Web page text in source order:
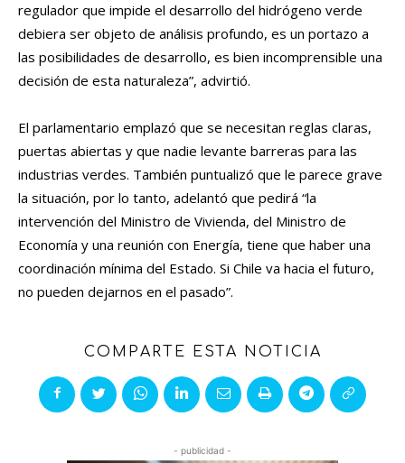
regulador que impide el desarrollo del hidrógeno verde
debiera ser objeto de análisis profundo, es un portazo a
las posibilidades de desarrollo, es bien incomprensible una
decisión de esta naturaleza”, advirtió.
El parlamentario emplazó que se necesitan reglas claras,
puertas abiertas y que nadie levante barreras para las
industrias verdes. También puntualizó que le parece grave
la situación, por lo tanto, adelantó que pedirá “la
intervención del Ministro de Vivienda, del Ministro de
Economía y una reunión con Energía, tiene que haber una
coordinación mínima del Estado. Si Chile va hacia el futuro,
no pueden dejarnos en el pasado”.
COMPARTE ESTA NOTICIA
- publicidad -